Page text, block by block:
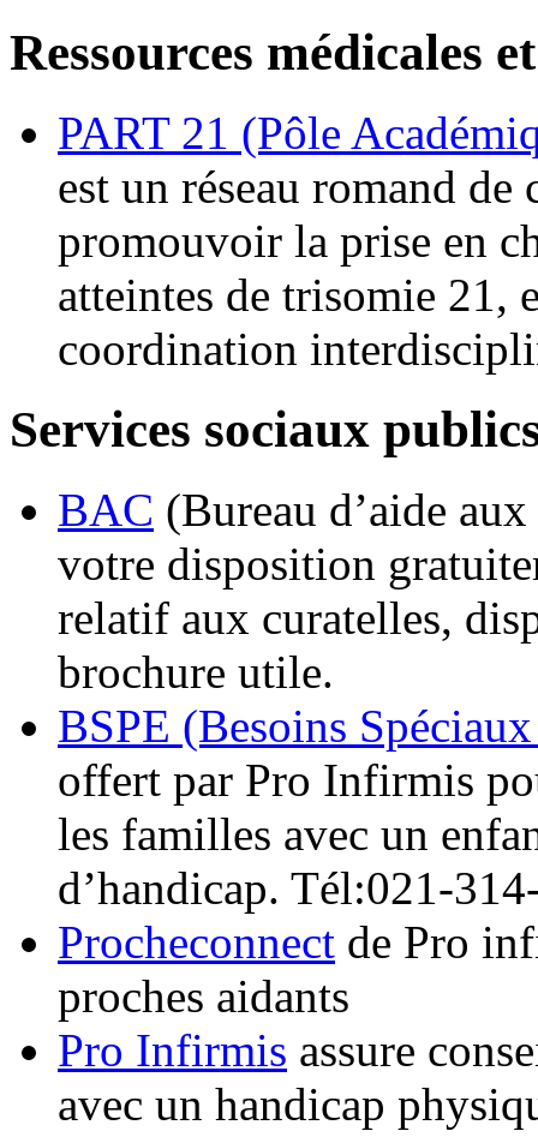
Ressources médicales
PART 21 (Pôle
est un réseau romand de
promouvoir la prise en
atteintes de trisomie 21,
coordination
Services sociaux
BAC (Bureau d’aide
votre disposition
relatif aux curatelles,
brochure utile.
BSPE (Besoins
offert par Pro Infirmis
les familles avec un
d’handicap. Tél:021-
Procheconnect de Pro
proches aidants
Pro Infirmis assure
avec un handicap